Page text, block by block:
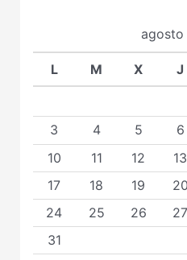
L M X J
3
4 5 6
10
11 12 13
17
18 19 20
24
25 26 27
31